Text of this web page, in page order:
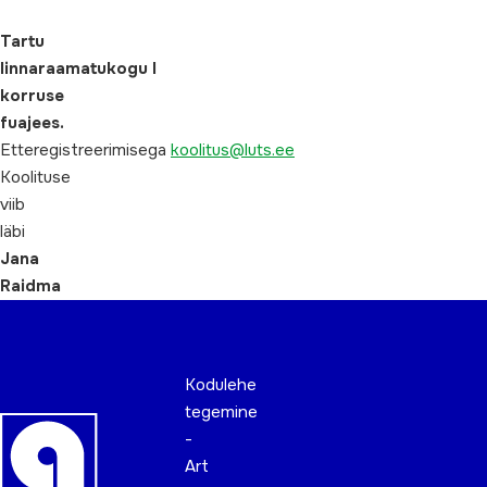
Tartu
linnaraamatukogu I
korruse
fuajees.
Etteregistreerimisega koolitus@luts.ee
Koolituse
viib
läbi
Jana
Raidma
Kodulehe
tegemine
-
Art